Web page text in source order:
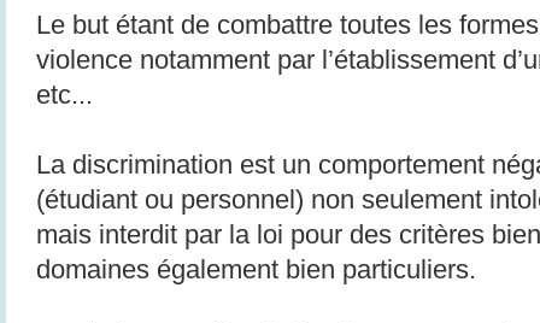
Le but étant de combattre toutes les
violence notamment par l’établissement
etc...
La discrimination est un comportement
(étudiant ou personnel) non seulement
mais interdit par la loi pour des critères
domaines également bien particuliers.